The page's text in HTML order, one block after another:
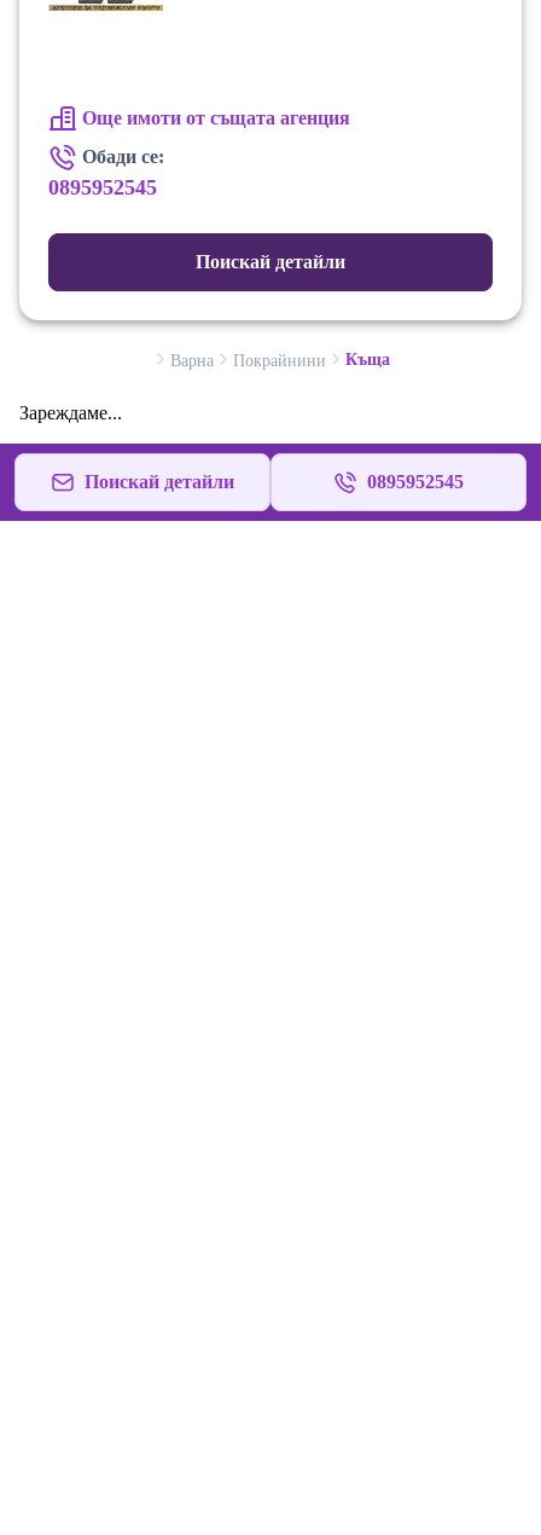
Още имоти от същата агенция
Обади се:
0895952545
Поискай детайли
Варна Покрайнини Къща
Зареждаме...
Поискай детайли 0895952545